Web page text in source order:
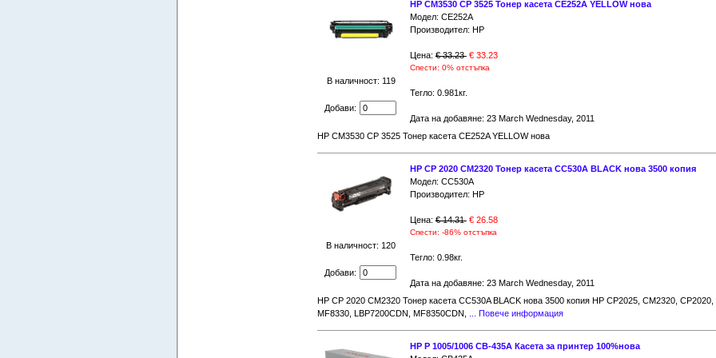
В наличност: 119
Добави:
HP CM3530 CP 3525 Тонер касета CE252A YELLOW нова
Модел: CE252A
Производител: HP
Цена:€ 33.23 € 33.23
Спести: 0% отстъпка
Тегло: 0.981кг.
Дата на добавяне: 23 March Wednesday, 2011
HP CM3530 CP 3525 Тонер касета CE252A YELLOW нова
В наличност: 120
Добави:
HP CP 2020 CM2320 Тонер касета CC530A BLACK нова 3500 копия
Модел: CC530A
Производител: HP
Цена:€ 14.31 € 26.58
Спести: -86% отстъпка
Тегло: 0.98кг.
Дата на добавяне: 23 March Wednesday, 2011
HP CP 2020 CM2320 Тонер касета CC530A BLACK нова 3500 копия HP CP2025, CM2320, CP2020,
MF8330, LBP7200CDN, MF8350CDN,
... Повече информация
HP P 1005/1006 CB-435A Касета за принтер 100%нова